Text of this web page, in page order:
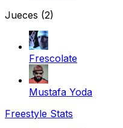
Jueces (2)
Frescolate
Mustafa Yoda
Freestyle Stats